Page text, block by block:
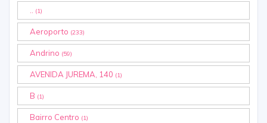
(1)
Aeroporto (233)
Andrino (59)
AVENIDA JUREMA, 140 (1)
B (1)
Bairro Centro (1)